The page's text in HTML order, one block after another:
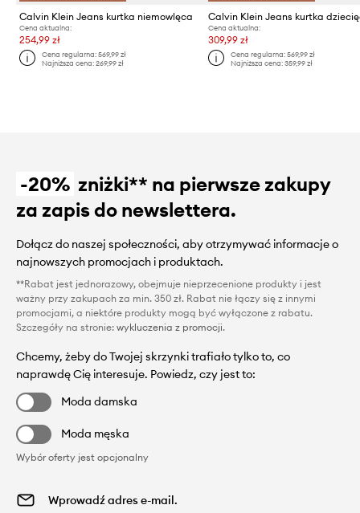
Calvin Klein Jeans kurtka niemowlęca
Cena aktualna:
254,99 zł
Cena regularna:569,99 zł
Najniższa cena:269,99 zł
Calvin Klein Jeans kurtka
Cena aktualna:
309,99 zł
Cena regularna: 569,99 zł
Najniższa cena: 359,99 zł
-20% zniżki** na pierwsze zakupy
za zapis do newslettera.
Dołącz do naszej społeczności, aby otrzymywać informacje o
najnowszych promocjach i produktach.
**Rabat jest jednorazowy, obejmuje nieprzecenione produkty i jest
ważny przy zakupach za min. 350 zł. Rabat nie łączy się z innymi
promocjami, a niektóre produkty mogą być wyłączone z rabatu.
Szczegóły na stronie: wykluczenia z promocji.
Chcemy, żeby do Twojej skrzynki trafiało tylko to, co
naprawdę Cię interesuje. Powiedz, czy jest to:
Moda damska
Moda męska
Wybór oferty jest opcjonalny